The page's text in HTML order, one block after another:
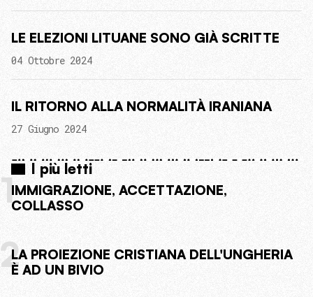
LE ELEZIONI LITUANE SONO GIÀ SCRITTE
04 Ottobre 2024
IL RITORNO ALLA NORMALITÀ IRANIANA
27 Giugno 2024
I più letti
1IMMIGRAZIONE, ACCETTAZIONE,
COLLASSO
2LA PROIEZIONE CRISTIANA DELL'UNGHERIA
È AD UN BIVIO